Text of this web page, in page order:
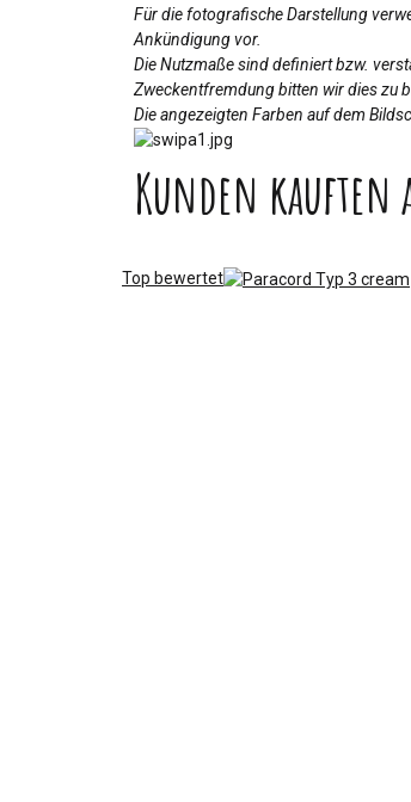
Für die fotografische Darstellung
Ankündigung vor.
Die Nutzmaße sind definiert bzw.
Zweckentfremdung bitten wir dies zu
Die angezeigten Farben auf dem
Kunden kauften
Top bewertet